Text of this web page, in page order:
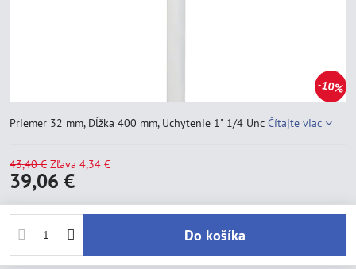
10%
Priemer 32 mm, Dĺžka 400 mm, Uchytenie 1" 1/4 Unc Čítajte viac
43,40 € Zľava 4,34 €
39,06 €
Do košíka